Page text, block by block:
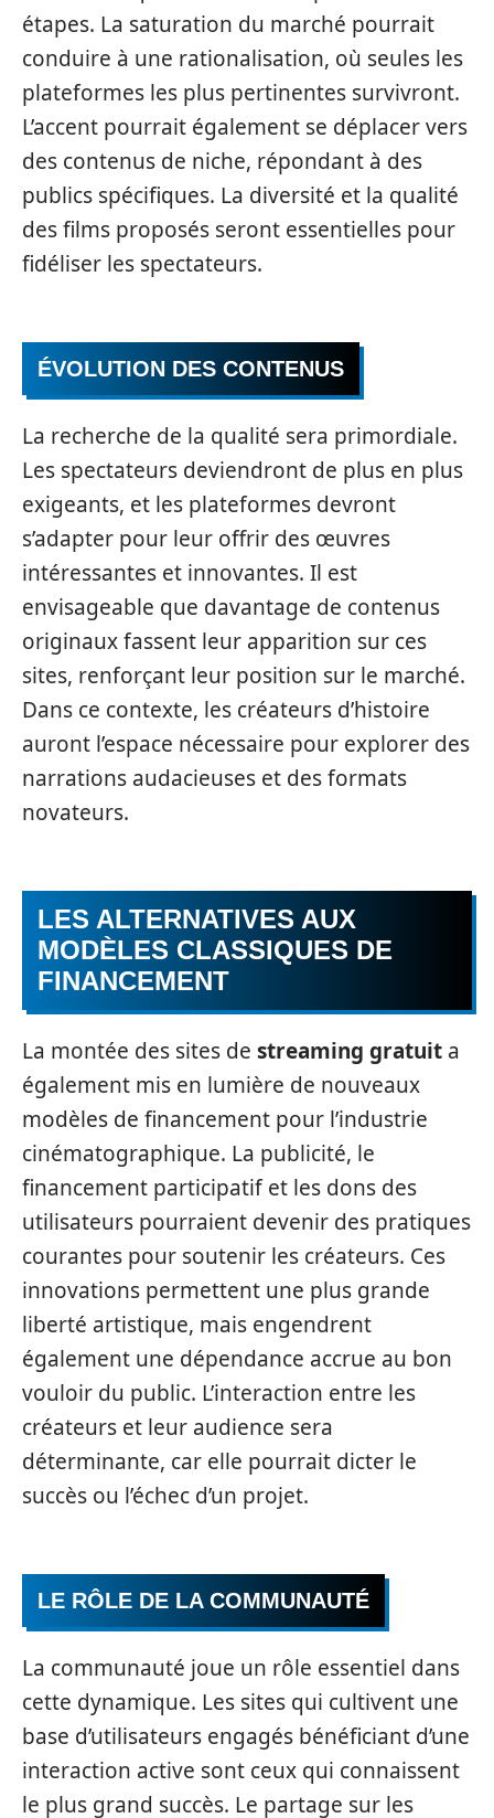
étapes. La saturation du marché pourrait
conduire à une rationalisation, où seules les
plateformes les plus pertinentes survivront.
L’accent pourrait également se déplacer vers
des contenus de niche, répondant à des
publics spécifiques. La diversité et la qualité
des films proposés seront essentielles pour
fidéliser les spectateurs.
ÉVOLUTION DES CONTENUS
La recherche de la qualité sera primordiale.
Les spectateurs deviendront de plus en plus
exigeants, et les plateformes devront
s’adapter pour leur offrir des œuvres
intéressantes et innovantes. Il est
envisageable que davantage de contenus
originaux fassent leur apparition sur ces
sites, renforçant leur position sur le marché.
Dans ce contexte, les créateurs d’histoire
auront l’espace nécessaire pour explorer des
narrations audacieuses et des formats
novateurs.
LES ALTERNATIVES AUX
MODÈLES CLASSIQUES DE
FINANCEMENT
La montée des sites de streaming gratuit a
également mis en lumière de nouveaux
modèles de financement pour l’industrie
cinématographique. La publicité, le
financement participatif et les dons des
utilisateurs pourraient devenir des pratiques
courantes pour soutenir les créateurs. Ces
innovations permettent une plus grande
liberté artistique, mais engendrent
également une dépendance accrue au bon
vouloir du public. L’interaction entre les
créateurs et leur audience sera
déterminante, car elle pourrait dicter le
succès ou l’échec d’un projet.
LE RÔLE DE LA COMMUNAUTÉ
La communauté joue un rôle essentiel dans
cette dynamique. Les sites qui cultivent une
base d’utilisateurs engagés bénéficiant d’une
interaction active sont ceux qui connaissent
le plus grand succès. Le partage sur les